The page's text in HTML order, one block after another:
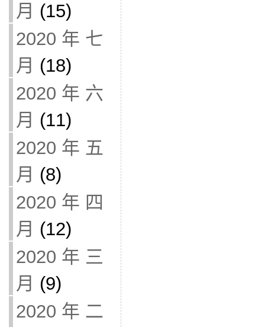
月 (15)
2020 年 七
月 (18)
2020 年 六
月 (11)
2020 年 五
月 (8)
2020 年 四
月 (12)
2020 年 三
月 (9)
2020 年 二